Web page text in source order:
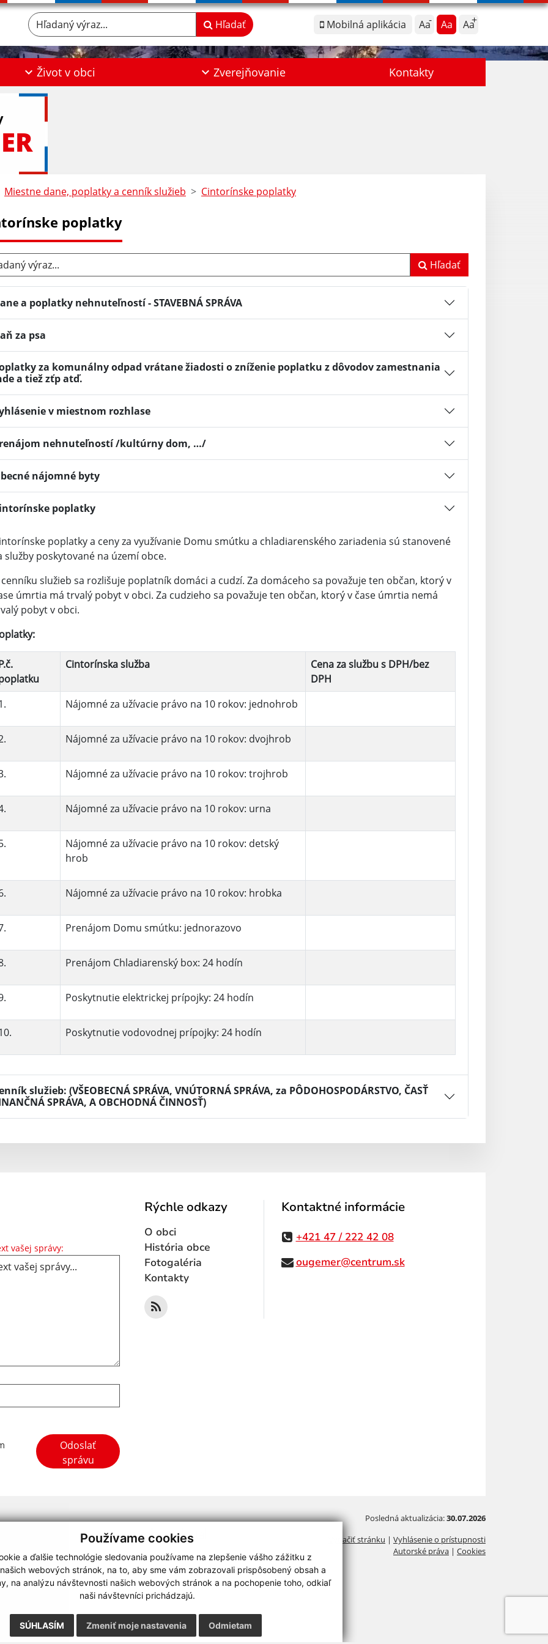
Používame cookies
a ďalšie technológie sledovania používame na zlepšenie vášho zážitku z
webových stránok, na to, aby sme vám zobrazovali prispôsobený obsah a
na analýzu návštevnosti našich webových stránok a na pochopenie toho, odkiaľ
naši návštevníci prichádzajú.
SÚHLASÍM Odmietam
Zmeniť moje nastavenia
Mobilná aplikácia Aa Aa Aa
Hľadaný výraz... Hľadať
Život v obci Zverejňovanie Kontakty
Miestne dane, poplatky a cenník služieb Cintorínske poplatky
poplatky
výraz... Hľadať
a poplatky nehnuteľností - STAVEBNÁ SPRÁVA
za psa
za komunálny odpad vrátane žiadosti o zníženie poplatku z dôvodov zamestnania
a tiež zťp atď.
v miestnom rozhlase
nehnuteľností /kultúrny dom, …/
nájomné byty
poplatky
poplatky a ceny za využívanie Domu smútku a chladiarenského zariadenia sú stanovené
služby poskytované na území obce.
cenníku služieb sa rozlišuje poplatník domáci a cudzí. Za domáceho sa považuje ten občan, ktorý v
úmrtia má trvalý pobyt v obci. Za cudzieho sa považuje ten občan, ktorý v čase úmrtia nemá
pobyt v obci.
Cintorínska služba
Cena za službu s DPH/bez
DPH
Nájomné za užívacie právo na 10 rokov: jednohrob
Nájomné za užívacie právo na 10 rokov: dvojhrob
Nájomné za užívacie právo na 10 rokov: trojhrob
Nájomné za užívacie právo na 10 rokov: urna
Nájomné za užívacie právo na 10 rokov: detský
hrob
Nájomné za užívacie právo na 10 rokov: hrobka
Prenájom Domu smútku: jednorazovo
Prenájom Chladiarenský box: 24 hodín
Poskytnutie elektrickej prípojky: 24 hodín
Poskytnutie vodovodnej prípojky: 24 hodín
služieb: (VŠEOBECNÁ SPRÁVA, VNÚTORNÁ SPRÁVA, za PÔDOHOSPODÁRSTVO, ČASŤ
SPRÁVA, A OBCHODNÁ ČINNOSŤ)
vašej správy: Text vašej správy...
Google reCaptcha Response
Odoslať
správu
Rýchle odkazy
O obci
História obce
Fotogaléria
Kontakty
Kontaktné informácie
+421 47 / 222 42 08
ougemer@centrum.sk
Posledná aktualizácia:30.07.2026
Vytlačiť stránku | Vyhlásenie o prístupnosti
Autorské práva | Cookies
webdesign|